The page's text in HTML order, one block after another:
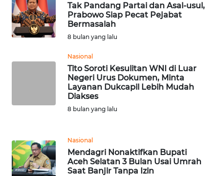
Tak Pandang Partai dan Asal-usul,
Prabowo Siap Pecat Pejabat
Bermasalah
8 bulan yang lalu
Nasional
Tito Soroti Kesulitan WNI di Luar
Negeri Urus Dokumen, Minta
Layanan Dukcapil Lebih Mudah
Diakses
8 bulan yang lalu
Nasional
Mendagri Nonaktifkan Bupati
Aceh Selatan 3 Bulan Usai Umrah
Saat Banjir Tanpa Izin
SERDANG
WN
WN
BEKASI